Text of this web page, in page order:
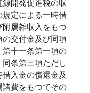
定による一時借
属雑収入をもつ
交付金及び同項
十一条第一項の
条第三項ただし
入金の償還金及
費をもつてその